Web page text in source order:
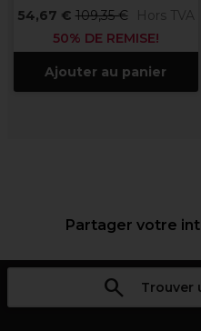
54,67 € 109,35 €
Hors TVA
50% DE REMISE!
Ajouter au panier
Partager votre
Trouver